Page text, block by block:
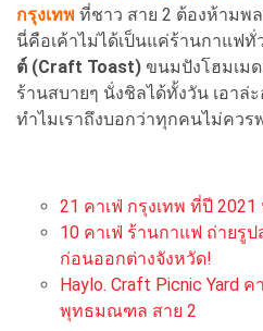
กรุงเทพ ที่ชาว สาย 2 ต้องห้ามพ
นี่คือเค้าไม่ได้เป็นแค่ร้านกาแฟทั่
ต์ (Craft Toast) ขนมปังโฮมเม
ร้านสบายๆ นั่งชิลได้ทั้งวัน เอาล่
ทำไมเราถึงบอกว่าทุกคนไม่คว
21 คาเฟ่ กรุงเทพ ที่ปี
10 คาเฟ่ ร้านกาแฟ ถ่าย
ก่อนออกต่างจังหวัด!
Haylo. Craft Picnic Yard
พุทธมณฑล สาย 2